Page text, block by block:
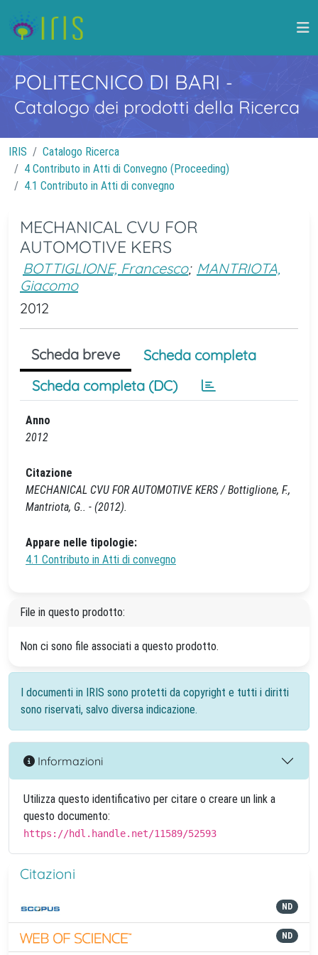
POLITECNICO DI BARI -
Catalogo dei prodotti della Ricerca
IRIS
Catalogo Ricerca
4 Contributo in Atti di Convegno (Proceeding)
4.1 Contributo in Atti di convegno
MECHANICAL CVU FOR
AUTOMOTIVE KERS
BOTTIGLIONE, Francesco; MANTRIOTA,
Giacomo
2012
Scheda breve
Scheda completa
Scheda completa (DC)
Anno
2012
Citazione
MECHANICAL CVU FOR AUTOMOTIVE KERS / Bottiglione, F.,
Mantriota, G.. - (2012).
Appare nelle tipologie:
4.1 Contributo in Atti di convegno
File in questo prodotto:
Non ci sono file associati a questo prodotto.
I documenti in IRIS sono protetti da copyright e tutti i diritti
sono riservati, salvo diversa indicazione.
Informazioni
Utilizza questo identificativo per citare o creare un link a
questo documento:
https://hdl.handle.net/11589/52593
Citazioni
ND
ND